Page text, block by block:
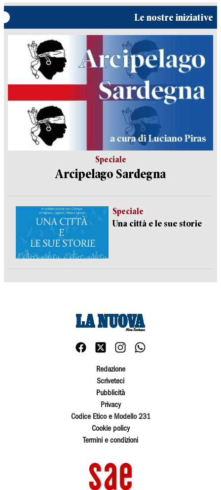
Le nostre iniziative
Speciale
Arcipelago Sardegna
Speciale
Una città e le sue storie
Redazione
Scriveteci
Pubblicità
Privacy
Codice Etico e Modello 231
Cookie policy
Termini e condizioni